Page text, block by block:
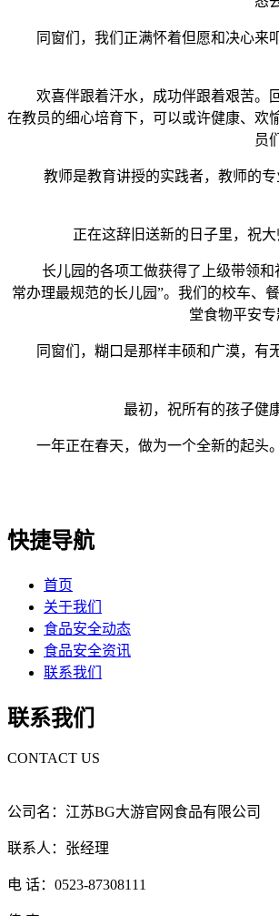
同窗们，我们正满怀着但愿和决心来叩
欢喜伴跟着汗水，成功伴跟着艰苦。回
在教员的细心培育下，可以或许健康、欢
员
教师是教育讲授的实践者，教师的专
正在这辞旧送新的日子里，祝大
长儿园的各项工做获得了上级带领和社
常办理最规范的长儿园”。我们的校车、
堂食物平安
同窗们，糊口是那样丰硕和广漠，有无
最初，祝所有的孩子健康
一年正在春天，做为一个全新的起头。
快捷导航
首页
关于我们
食品安全动态
食品安全资讯
联系我们
联系我们
CONTACT US
公司名：江苏BG大游官网食品有限公司
联系人：张经理
电 话：0523-87308111